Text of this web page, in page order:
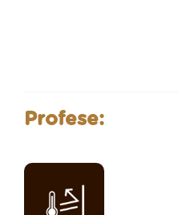
Profese: